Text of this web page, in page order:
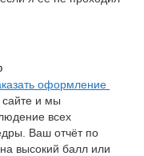
оформление
и мы
всех
Ваш отчёт по
высокий балл или